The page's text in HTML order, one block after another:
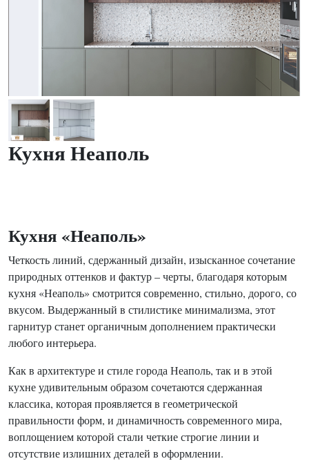
Кухня Неаполь
Кухня «Неаполь»
Четкость линий, сдержанный дизайн, изысканное сочетание
природных оттенков и фактур – черты, благодаря которым
кухня «Неаполь» смотрится современно, стильно, дорого, со
вкусом. Выдержанный в стилистике минимализма, этот
гарнитур станет органичным дополнением практически
любого интерьера.
Как в архитектуре и стиле города Неаполь, так и в этой
кухне удивительным образом сочетаются сдержанная
классика, которая проявляется в геометрической
правильности форм, и динамичность современного мира,
воплощением которой стали четкие строгие линии и
отсутствие излишних деталей в оформлении.